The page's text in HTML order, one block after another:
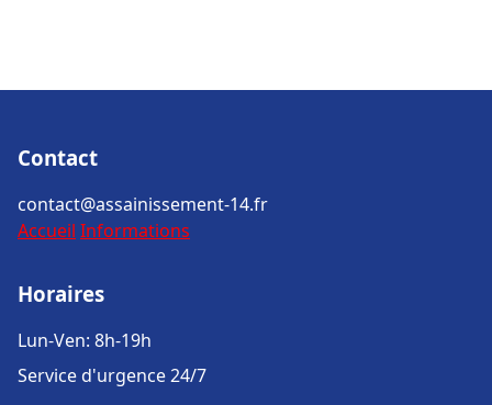
Contact
contact@assainissement-14.fr
Accueil Informations
Horaires
Lun-Ven: 8h-19h
Service d'urgence 24/7